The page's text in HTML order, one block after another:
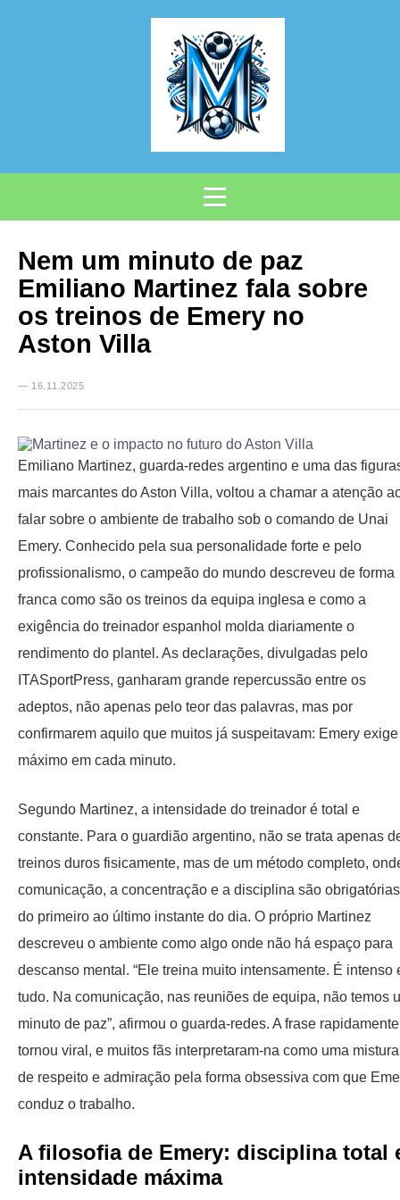
Nem um minuto de paz
Emiliano Martinez fala sobre
os treinos de Emery no
Aston Villa
— 16.11.2025
Emiliano Martinez, guarda-redes argentino e uma das
mais marcantes do Aston Villa, voltou a chamar a atenção
falar sobre o ambiente de trabalho sob o comando de Unai
Emery. Conhecido pela sua personalidade forte e pelo
profissionalismo, o campeão do mundo descreveu de forma
franca como são os treinos da equipa inglesa e como a
exigência do treinador espanhol molda diariamente o
rendimento do plantel. As declarações, divulgadas pelo
ITASportPress, ganharam grande repercussão entre os
adeptos, não apenas pelo teor das palavras, mas por
confirmarem aquilo que muitos já suspeitavam: Emery
máximo em cada minuto.
Segundo Martinez, a intensidade do treinador é total e
constante. Para o guardião argentino, não se trata apenas
treinos duros fisicamente, mas de um método completo,
comunicação, a concentração e a disciplina são obrigatórias
do primeiro ao último instante do dia. O próprio Martinez
descreveu o ambiente como algo onde não há espaço para
descanso mental. “Ele treina muito intensamente. É intenso
tudo. Na comunicação, nas reuniões de equipa, não temos
minuto de paz”, afirmou o guarda-redes. A frase
tornou viral, e muitos fãs interpretaram-na como uma mistura
de respeito e admiração pela forma obsessiva com que
conduz o trabalho.
A filosofia de Emery: disciplina total
intensidade máxima